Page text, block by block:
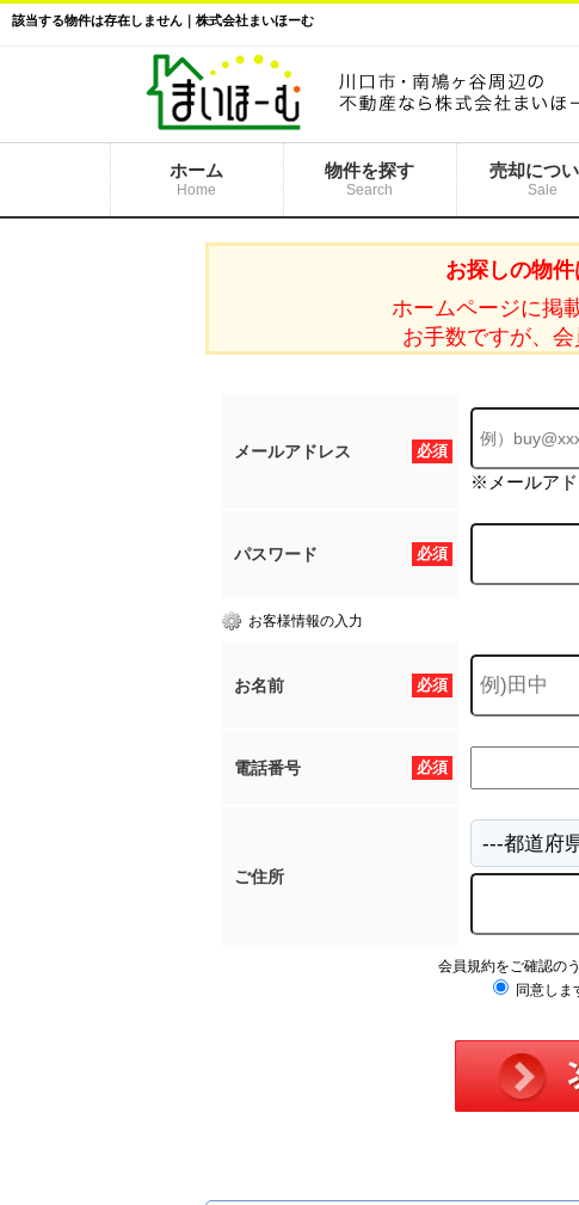
該当する物件は存在しません｜株式会社まいほーむ
ホーム
Home
物件を探す
Search
売却につ
Sale
お探しの物件
ホームページに掲
お手数ですが、会
必須
メールアドレス
※メールアド
必須
パスワード
お客様情報の入力
必須
お名前
必須
電話番号
ご住所
会員規約をご確認の
同意しま